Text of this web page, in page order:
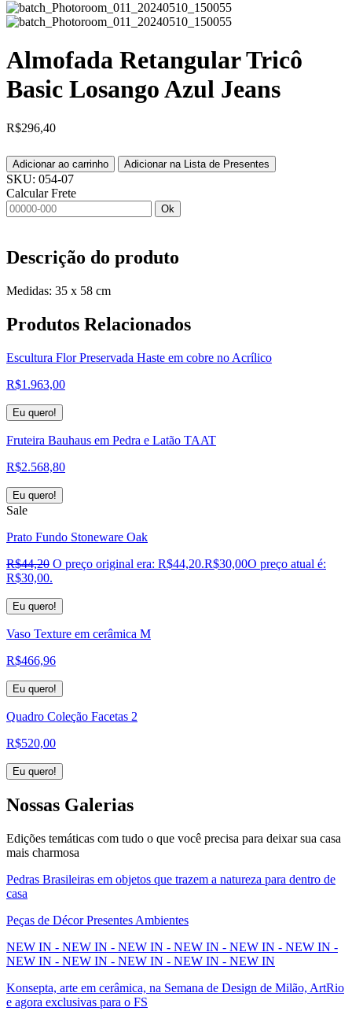
Almofada Retangular Tricô
Basic Losango Azul Jeans
R$296,40
Adicionar ao carrinho Adicionar na Lista de Presentes
SKU: 054-07
Calcular Frete
Ok
Descrição do produto
Medidas: 35 x 58 cm
Produtos Relacionados
Escultura Flor Preservada Haste em cobre no Acrílico
R$1.963,00
Eu quero!
Fruteira Bauhaus em Pedra e Latão TAAT
R$2.568,80
Eu quero!
Sale
Prato Fundo Stoneware Oak
R$44,20 O preço original era: R$44,20.R$30,00O preço atual é:
R$30,00.
Eu quero!
Vaso Texture em cerâmica M
R$466,96
Eu quero!
Quadro Coleção Facetas 2
R$520,00
Eu quero!
Nossas Galerias
Edições temáticas com tudo o que você precisa para deixar sua casa
mais charmosa
Pedras Brasileiras em objetos que trazem a natureza para dentro de
casa
Peças de Décor Presentes Ambientes
NEW IN - NEW IN - NEW IN - NEW IN - NEW IN - NEW IN -
NEW IN - NEW IN - NEW IN - NEW IN - NEW IN
Konsepta, arte em cerâmica, na Semana de Design de Milão, ArtRio
e agora exclusivas para o FS